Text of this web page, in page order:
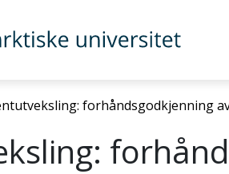
forhåndsgodkjenning